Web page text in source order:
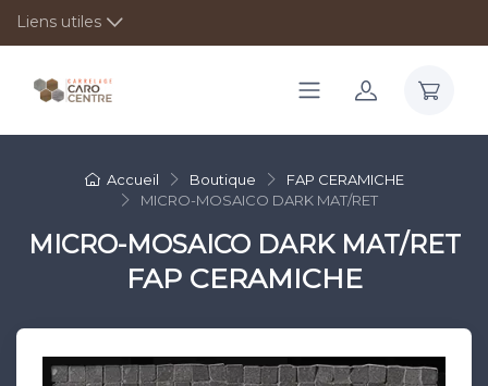
Liens utiles
Accueil Boutique
FAP CERAMICHE
MICRO-MOSAICO DARK MAT/RET
MICRO-MOSAICO DARK MAT/RET
FAP CERAMICHE